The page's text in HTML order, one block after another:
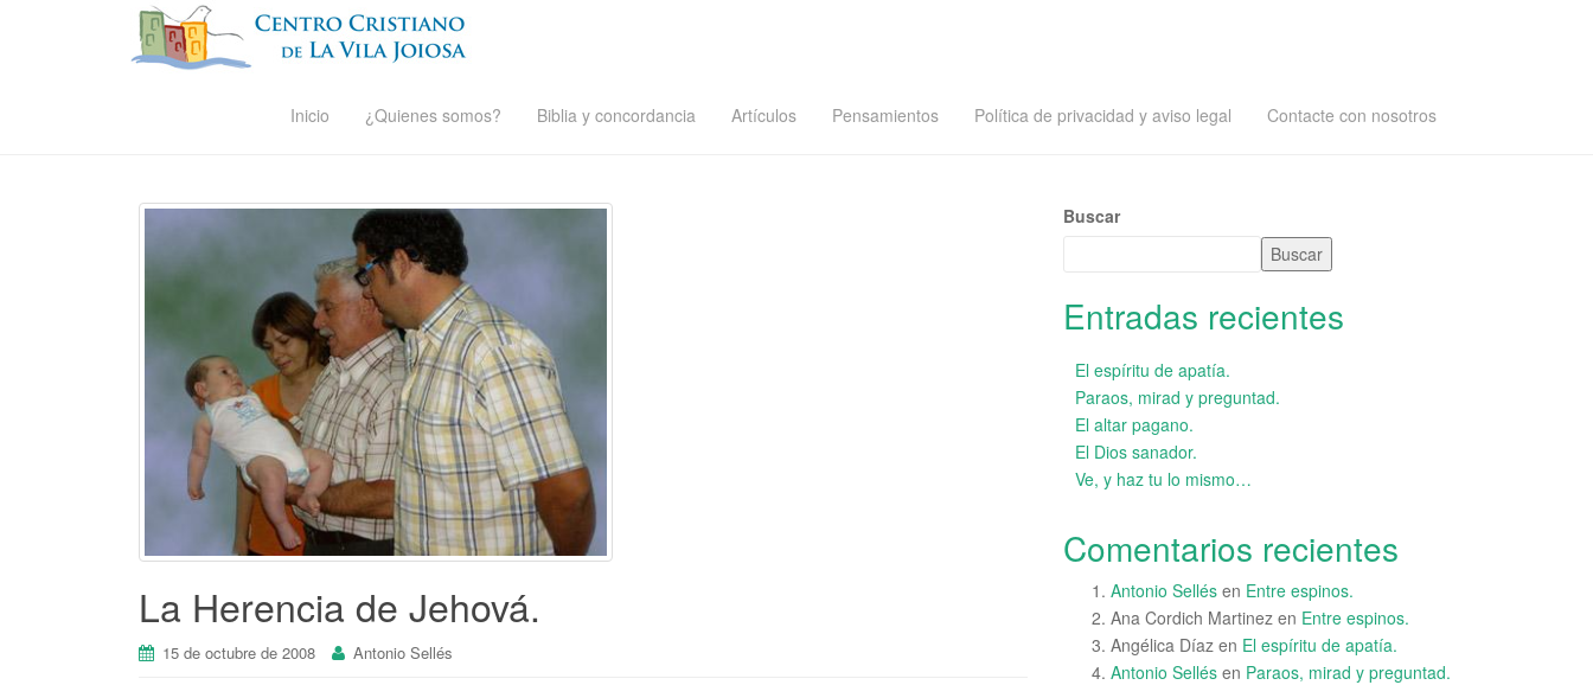
Inicio ¿Quienes somos? Biblia y concordancia Artículos Pensamientos Política de privacidad y aviso legal Contacte con nosotros
La Herencia de Jehová.
15 de octubre de 2008 Antonio Sellés
Buscar
Buscar
Entradas recientes
El espíritu de apatía.
Paraos, mirad y preguntad.
El altar pagano.
El Dios sanador.
Ve, y haz tu lo mismo…
Comentarios recientes
Antonio Sellés en Entre espinos.
Ana Cordich Martinez en Entre espinos.
Angélica Díaz en El espíritu de apatía.
Antonio Sellés en Paraos, mirad y preguntad.